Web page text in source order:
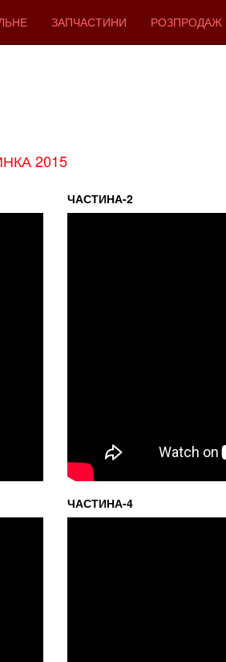
ЗАПЧАСТИНИ РОЗПРОДАЖ
2015
ЧАСТИНА-2
ЧАСТИНА-4